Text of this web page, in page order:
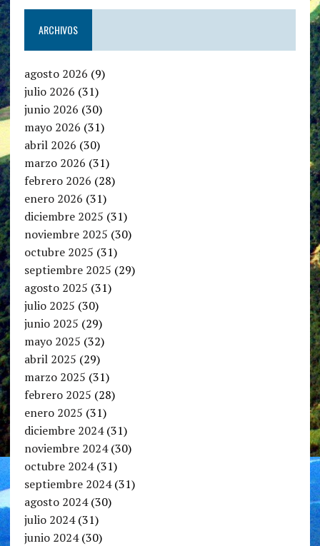
ARCHIVOS
agosto 2026 (9)
julio 2026 (31)
junio 2026 (30)
mayo 2026 (31)
abril 2026 (30)
marzo 2026 (31)
febrero 2026 (28)
enero 2026 (31)
diciembre 2025 (31)
noviembre 2025 (30)
octubre 2025 (31)
septiembre 2025 (29)
agosto 2025 (31)
julio 2025 (30)
junio 2025 (29)
mayo 2025 (32)
abril 2025 (29)
marzo 2025 (31)
febrero 2025 (28)
enero 2025 (31)
diciembre 2024(31)
noviembre 2024(30)
octubre 2024(31)
septiembre 2024(31)
agosto 2024(30)
julio 2024(31)
junio 2024(30)